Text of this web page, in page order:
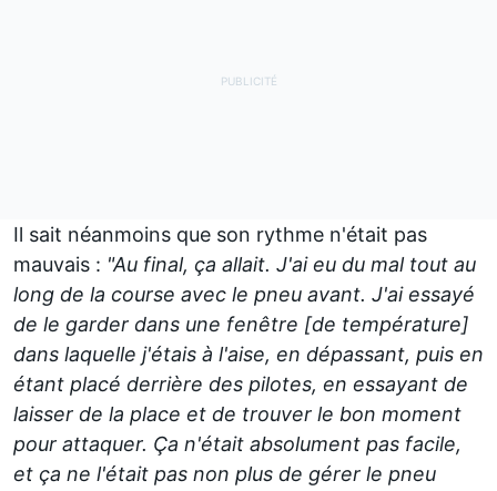
Il sait néanmoins que son rythme n'était pas
mauvais : "Au final, ça allait. J'ai eu du mal tout au
long de la course avec le pneu avant. J'ai essayé
de le garder dans une fenêtre [de température]
dans laquelle j'étais à l'aise, en dépassant, puis en
étant placé derrière des pilotes, en essayant de
laisser de la place et de trouver le bon moment
pour attaquer. Ça n'était absolument pas facile,
et ça ne l'était pas non plus de gérer le pneu